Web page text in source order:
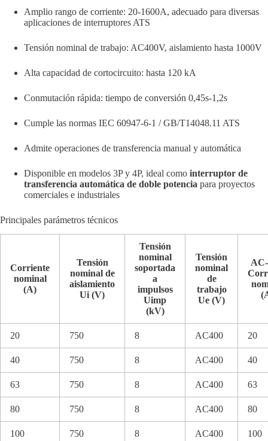
Amplio rango de corriente: 20-1600A, adecuado para diversas
aplicaciones de interruptores ATS
Tensión nominal de trabajo: AC400V, aislamiento hasta 1000V
Alta capacidad de cortocircuito: hasta 120 kA
Conmutación rápida: tiempo de conversión 0,45s-1,2s
Cumple las normas IEC 60947-6-1 / GB/T14048.11 ATS
Admite operaciones de transferencia manual y automática
Disponible en modelos 3P y 4P, ideal como interruptor de
transferencia automática de doble potencia para proyectos
comerciales e industriales
Principales parámetros técnicos
Corriente
nominal
(A)
Tensión
nominal de
aislamiento
Ui (V)
Tensión
nominal
soportada
a
impulsos
Uimp
(kV)
Tensión
nominal
de
trabajo
Ue (V)
20 750 8 AC400 20
40 750 8 AC400 40
63 750 8 AC400 63
80 750 8 AC400 80
100 750 8 AC400 100